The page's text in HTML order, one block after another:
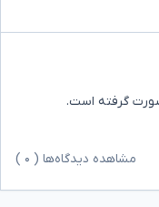
گرفته است.
مشاهده دیدگاه‌ها ( ۰